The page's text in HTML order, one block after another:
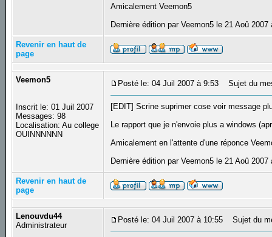
Amicalement Veemon5
Dernière édition par Veemon5 le 21 Aoû
Revenir en haut de
page
Veemon5
Inscrit le: 01 Juil 2007
Messages: 98
Localisation: Au college
OUINNNNNN
Posté le: 04 Juil 2007 à 9:53 Sujet du
[EDIT] Scrine suprimer cose voir message
Le rapport que je n'envoie plus a windows
Amicalement en l'attente d'une réponce
Dernière édition par Veemon5 le 21 Aoû
Revenir en haut de
page
Lenouvdu44
Administrateur
Posté le: 04 Juil 2007 à 10:55 Sujet du